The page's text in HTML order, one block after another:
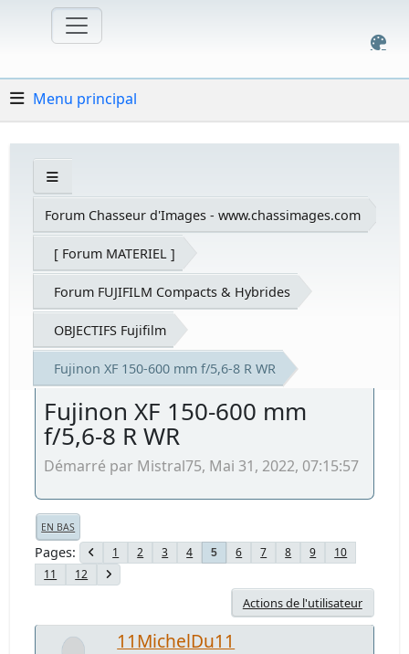
Menu principal
Forum Chasseur d'Images - www.chassimages.com
[ Forum MATERIEL ]
Forum FUJIFILM Compacts & Hybrides
OBJECTIFS Fujifilm
Fujinon XF 150-600 mm f/5,6-8 R WR
Fujinon XF 150-600 mm
f/5,6-8 R WR
Démarré par Mistral75, Mai 31, 2022, 07:15:57
EN BAS
Pages 1 2 3 4 5 6 7 8 9
10
11
12
Actions de l'utilisateur
11MichelDu11